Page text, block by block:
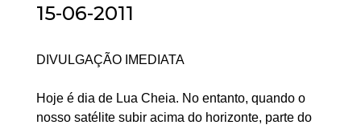
15-06-2011
DIVULGAÇÃO IMEDIATA
Hoje é dia de Lua Cheia. No entanto, quando o
nosso satélite subir acima do horizonte, parte do